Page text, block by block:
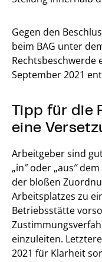
Gegen den
beim BAG unter
Rechtsbeschwerde
September 2021
Tipp für die
eine
Arbeitgeber sind
„in″ oder „aus″
der bloßen
Arbeitsplatzes zu
Betriebsstätte
einzuleiten.
2021 für Klarheit